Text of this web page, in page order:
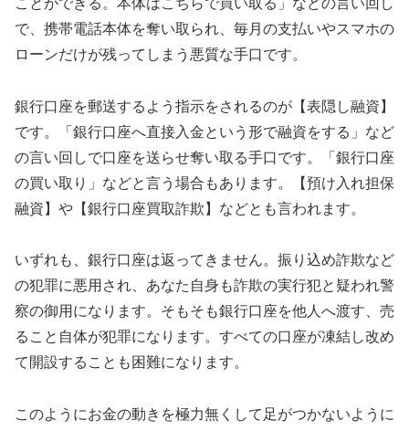
で、携帯電話本体を奪い取られ、毎月の支払いやスマホの
ローンだけが残ってしまう悪質な手口です。
銀行口座を郵送するよう指示をされるのが【表隠し融資】
です。「銀行口座へ直接入金という形で融資をする」など
の言い回しで口座を送らせ奪い取る手口です。「銀行口座
の買い取り」などと言う場合もあります。【預け入れ担保
融資】や【銀行口座買取詐欺】などとも言われます。
いずれも、銀行口座は返ってきません。振り込め詐欺など
の犯罪に悪用され、あなた自身も詐欺の実行犯と疑われ警
察の御用になります。そもそも銀行口座を他人へ渡す、売
ること自体が犯罪になります。すべての口座が凍結し改め
て開設することも困難になります。
このようにお金の動きを極力無くして足がつかないように